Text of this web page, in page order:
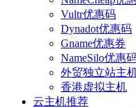
Vultr优惠码
Dynadot优惠码
Gname优惠券
NameSilo优惠
外贸独立站主
香港虚拟主机
云主机推荐